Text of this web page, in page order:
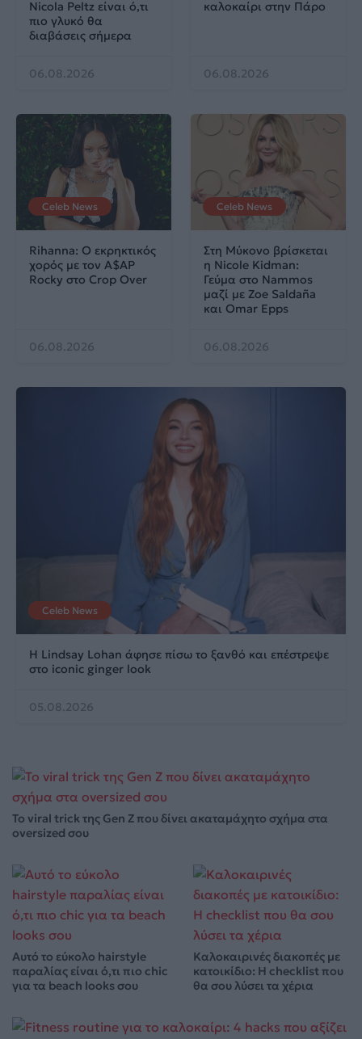
Nicola Peltz είναι ό,τι
πιο γλυκό θα
διαβάσεις σήμερα
06.08.2026
καλοκαίρι στην Πάρο
06.08.2026
Celeb News
Rihanna: Ο εκρηκτικός
χορός με τον A$AP
Rocky στο Crop Over
06.08.2026
Celeb News
Στη Μύκονο βρίσκεται
η Nicole Kidman:
Γεύμα στο Nammos
μαζί με Zoe Saldaña
και Omar Epps
06.08.2026
Celeb News
Η Lindsay Lohan άφησε πίσω το ξανθό και επέστρεψε
στο iconic ginger look
05.08.2026
Το viral trick της Gen Z που δίνει ακαταμάχητο σχήμα στα
oversized σου
Αυτό το εύκολο hairstyle
παραλίας είναι ό,τι πιο chic
για τα beach looks σου
Καλοκαιρινές διακοπές με
κατοικίδιο: Η checklist που
θα σου λύσει τα χέρια